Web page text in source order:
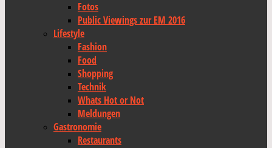
Fotos
Public Viewings zur EM 2016
Lifestyle
Fashion
Food
Shopping
Technik
Whats Hot or Not
Meldungen
Gastronomie
Restaurants